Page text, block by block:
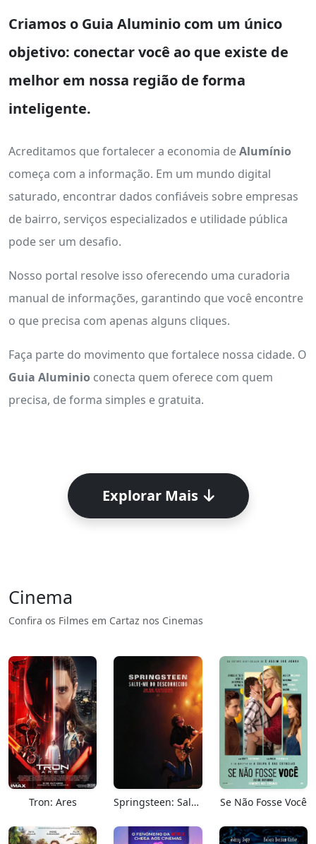
Criamos o Guia Aluminio com um único
objetivo: conectar você ao que existe de
melhor em nossa região de forma
inteligente.
Acreditamos que fortalecer a economia deAlumínio
começa com a informação. Em um mundo digital
saturado, encontrar dados confiáveis sobre empresas
de bairro, serviços especializados e utilidade pública
pode ser um desafio.
Nosso portal resolve isso oferecendo uma curadoria
manual de informações, garantindo que você encontre
o que precisa com apenas alguns cliques.
Faça parte do movimento que fortalece nossa cidade. O
Guia Aluminio conecta quem oferece com quem
precisa, de forma simples e gratuita.
Explorar Mais
Cinema
Confira os Filmes em Cartaz nos Cinemas
Tron: Ares Springsteen: Salve-me Do Desconhecido Se Não Fosse Você